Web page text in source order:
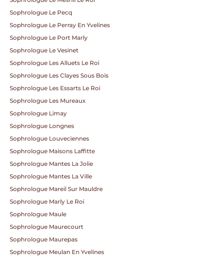
Sophrologue Le Pecq
Sophrologue Le Perray En Yvelines
Sophrologue Le Port Marly
Sophrologue Le Vesinet
Sophrologue Les Alluets Le Roi
Sophrologue Les Clayes Sous Bois
Sophrologue Les Essarts Le Roi
Sophrologue Les Mureaux
Sophrologue Limay
Sophrologue Longnes
Sophrologue Louveciennes
Sophrologue Maisons Laffitte
Sophrologue Mantes La Jolie
Sophrologue Mantes La Ville
Sophrologue Mareil Sur Mauldre
Sophrologue Marly Le Roi
Sophrologue Maule
Sophrologue Maurecourt
Sophrologue Maurepas
Sophrologue Meulan En Yvelines